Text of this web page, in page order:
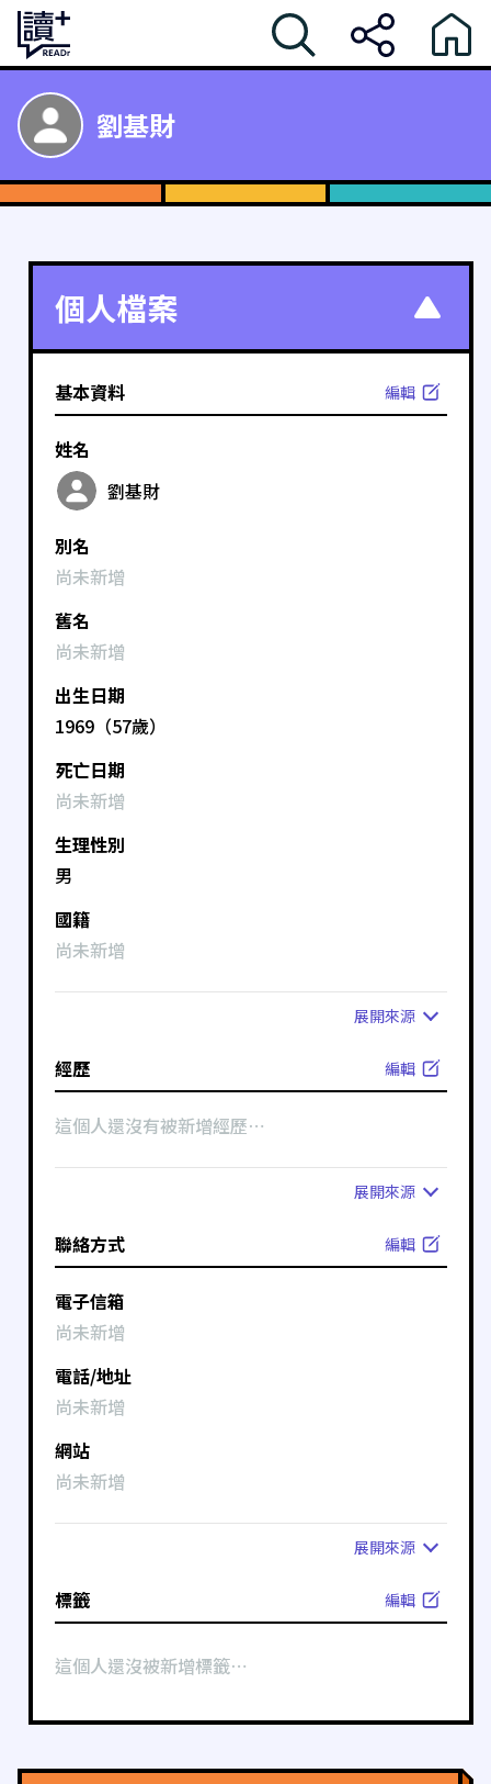
劉基財
個人檔案
基本資料 編輯
姓名
劉基財
別名
尚未新增
舊名
尚未新增
出生日期
1969（57歲）
死亡日期
尚未新增
生理性別
男
國籍
尚未新增
展開來源
經歷 編輯
這個人還沒有被新增經歷⋯
展開來源
聯絡方式 編輯
電子信箱
尚未新增
電話/地址
尚未新增
網站
尚未新增
展開來源
標籤 編輯
這個人還沒被新增標籤⋯